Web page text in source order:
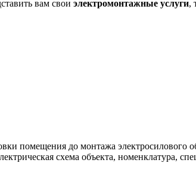
вам свои электромонтажные услуги,
помещения до монтажа электросилового
схема объекта, номенклатура,